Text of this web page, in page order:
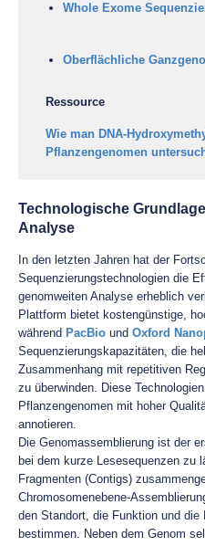
Whole Exome
Oberflächliche
Ressource
Wie man DNA-
Pflanzengenomen
Technologische
Analyse
In den letzten Jahren hat der
Sequenzierungstechnologien die
genomweiten Analyse erheblich
Plattform bietet kostengünstige,
während PacBio und Oxford
Sequenzierungskapazitäten, die
Zusammenhang mit repetitiven
zu überwinden. Diese
Pflanzengenomen mit hoher
annotieren.
Die Genomassemblierung ist der
bei dem kurze Lesesequenzen zu
Fragmenten (Contigs)
Chromosomenebene-
den Standort, die Funktion und die
bestimmen. Neben dem Genom